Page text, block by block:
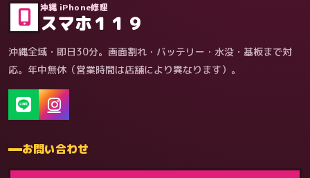
沖縄 iPhone修理
スマホ１１９
沖縄全域・即日30分。画面割れ・バッテリー・水没・基板まで対
応。年中無休（営業時間は店舗により異なります）。
お問い合わせ